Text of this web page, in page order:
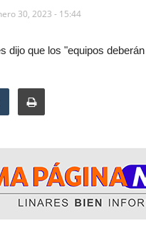
30, 2023 - 15:44
dijo que los "equipos